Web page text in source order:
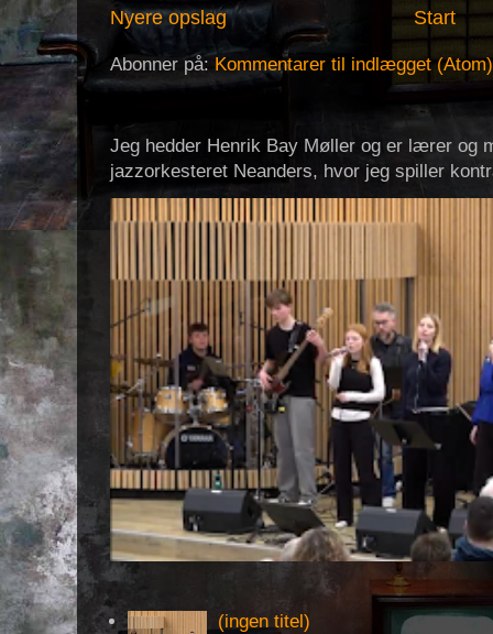
Nyere opslag Start
Abonner på: Kommentarer til indlægget (Atom)
Jeg hedder Henrik Bay Møller og er lærer og
jazzorkesteret Neanders, hvor jeg spiller
(ingen titel)